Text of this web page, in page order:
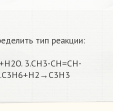
тип реакции:
3.CH3-CH=CH-